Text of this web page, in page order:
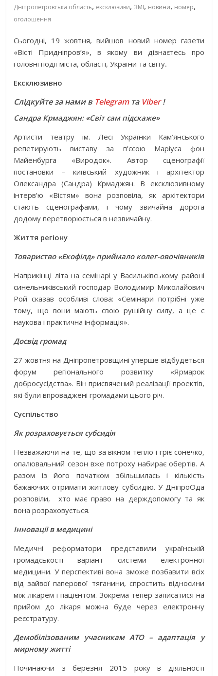
Дніпропетровська область, ексклюзиви, ЗМІ, новини, номер,
оголошення
Сьогодні, 19 жовтня, вийшов новий номер газети
«Вісті Придніпров’я», в якому ви дізнаєтесь про
головні події міста, області, України та світу.
Ексклюзивно
Слідкуйте за нами в Telegramта Viber!
Сандра Крмаджян: «Світ сам підскаже»
Артисти театру ім. Лесі Українки Кам’янського
репетирують виставу за п’єсою Маріуса фон
Майенбурга «Виродок». Автор сценографії
постановки – київський художник і архітектор
Олександра (Сандра) Крмаджян. В ексклюзивному
інтерв’ю «Вістям» вона розповіла, як архітектори
стають сценографами, і чому звичайна дорога
додому перетворюється в незвичайну.
Життя регіону
Товариство «Екофілд» приймало колег-овочівників
Наприкінці літа на семінарі у Васильківському районі
синельниківський господар Володимир Миколайович
Рой сказав особливі слова: «Семінари потрібні уже
тому, що вони мають свою рушійну силу, а це є
наукова і практична інформація».
Досвід громад
27 жовтня на Дніпропетровщині уперше відбудеться
форум регіонального розвитку «Ярмарок
добросусідства». Він присвячений реалізації проектів,
які були впроваджені громадами цього річ.
Суспільство
Як розраховується субсидія
Незважаючи на те, що за вікном тепло і гріє сонечко,
опалювальний сезон вже потроху набирає обертів. А
разом із його початком збільшилась і кількість
бажаючих отримати житлову субсидію. У ДніпроОда
розповіли, хто має право на держдопомогу та як
вона розраховується.
Інновації в медицині
Медичні реформатори представили українській
громадськості варіант системи електронної
медицини. У перспективі вона зможе позбавити всіх
від зайвої паперової тяганини, спростить відносини
між лікарем і пацієнтом. Зокрема тепер записатися на
прийом до лікаря можна буде через електронну
реєстратуру.
Демобілізованим учасникам АТО – адаптація у
мирному житті
Починаючи з березня 2015 року в діяльності